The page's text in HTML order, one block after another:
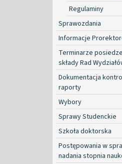
Regulaminy
Sprawozdania
Informacje
Terminarze
składy Rad
Dokumentacja
raporty
Wybory
Sprawy Studenckie
Szkoła doktorska
Postępowania w
nadania stopnia